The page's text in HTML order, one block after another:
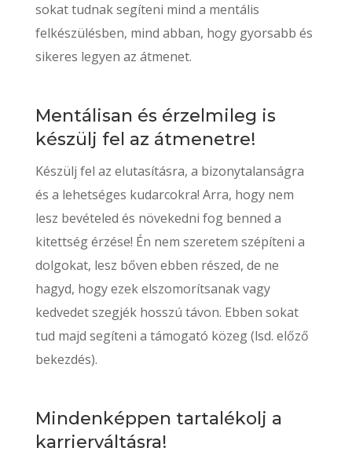
sokat tudnak segíteni mind a mentális
felkészülésben, mind abban, hogy gyorsabb és
sikeres legyen az átmenet.
Mentálisan és érzelmileg is
készülj fel az átmenetre!
Készülj fel az elutasításra, a bizonytalanságra
és a lehetséges kudarcokra! Arra, hogy nem
lesz bevételed és növekedni fog benned a
kitettség érzése! Én nem szeretem szépíteni a
dolgokat, lesz bőven ebben részed, de ne
hagyd, hogy ezek elszomorítsanak vagy
kedvedet szegjék hosszú távon. Ebben sokat
tud majd segíteni a támogató közeg (lsd. előző
bekezdés).
Mindenképpen tartalékolj a
karrierváltásra!